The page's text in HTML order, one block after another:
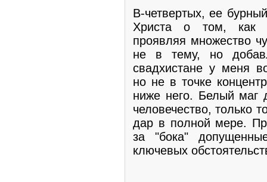
В-четвертых, ее
Христа о том, как
проявляя множество
не в тему, но
свадхистане у меня
но не в точке
ниже него. Белый маг
человечество, только
дар в полной мере.
за "бока"
ключевых